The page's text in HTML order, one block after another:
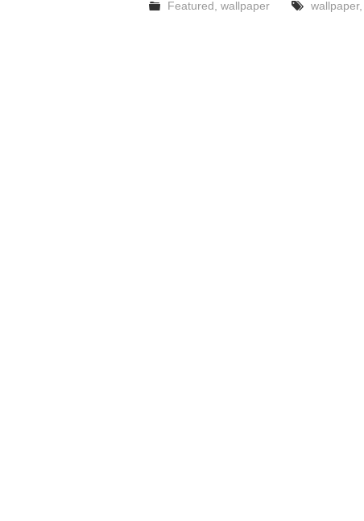
Featured ,wallpaper wallpaper,